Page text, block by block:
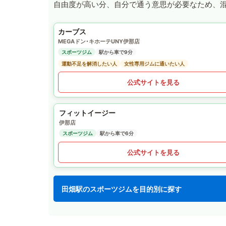
自由度が高い分、自分で通う意思が必要なため
カーブス
MEGAドン･キホーテUNY伊那店
スポーツジム
駅から車で9分
運動不足を解消したい人
女性専用ジムに通いたい人
公式サイトを見る
フィットイージー
伊那店
スポーツジム 駅から車で6分
公式サイトを見る
田畑駅のスポーツジムを目的別に探す